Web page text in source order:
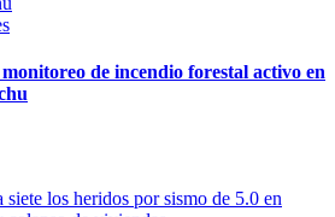
de incendio forestal activo en